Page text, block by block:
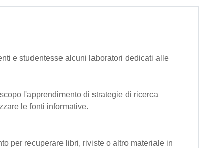
e studentesse alcuni laboratori dedicati alle
l'apprendimento di strategie di ricerca
le fonti informative.
per recuperare libri, riviste o altro materiale in